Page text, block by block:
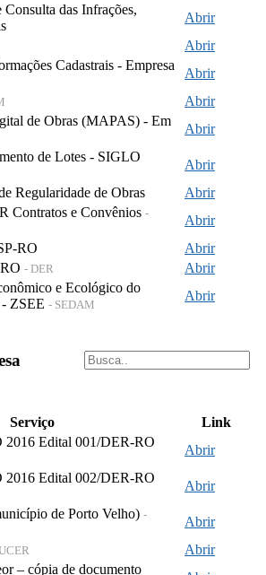
das Infrações,
Abrir
Abrir
Cadastrais - Empresa
Abrir
Abrir
de Obras (MAPAS) - Em
Abrir
de Lotes - SIGLO
Abrir
Regularidade de Obras
Abrir
Contratos e Convênios -
Abrir
RO
Abrir
- DER
Abrir
e Ecológico do
ZSEE - SEDAM
Abrir
Serviço
Link
2016 Edital 001/DER-RO
Abrir
2016 Edital 002/DER-RO
Abrir
de Porto Velho) -
Abrir
Abrir
– cópia de documento